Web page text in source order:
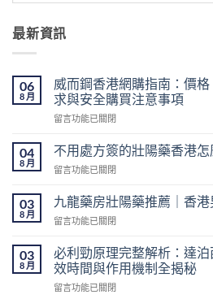
最新資訊
06
8 月
威而鋼香港網購指南：價
求與安全購買注意事項
在
而
鋼
香
網
購
指
價
格、
50mg
留言功能已關閉
04
8 月
不用處方簽的壯陽藥香港怎
在
用
處
方
的
壯
藥
留言功能已關閉
03
8 月
九龍藥房壯陽藥推薦｜香
在
龍
藥
房
壯
留言功能已關閉
03
8 月
必利勁原理完整解析：達
效時間與作用機制全揭秘
在
留言功能已關閉